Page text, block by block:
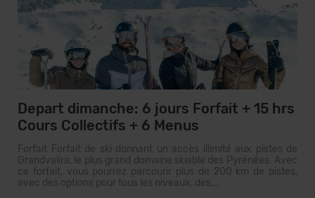
Depart dimanche: 6 jours Forfait + 15 hrs
Cours Collectifs + 6 Menus
Forfait Forfait de ski donnant un accès illimité aux pistes de
Grandvalira, le plus grand domaine skiable des Pyrénées. Avec
ce forfait, vous pourrez parcourir plus de 200 km de pistes,
avec des options pour tous les niveaux, des...